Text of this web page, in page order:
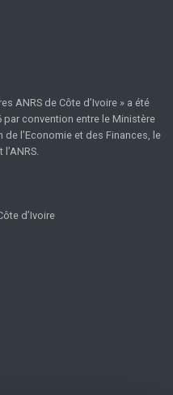
ANRS de Côte d’Ivoire » a été
convention entre le Ministère
de l’Economie et des Finances, le
d’Ivoire